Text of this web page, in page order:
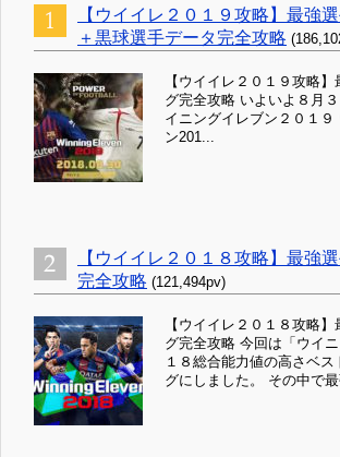
【ウイイレ２０１９攻略】最強
＋黒球選手データ完全攻略
【ウイイレ２０１９攻略
グ完全攻略 いよいよ８月
イニングイレブン２０１
ン201...
【ウイイレ２０１８攻略】最強
完全攻略 (121,494pv)
【ウイイレ２０１８攻略
グ完全攻略 今回は「ウイ
１８総合能力値の高さベ
グにしました。 その中で最